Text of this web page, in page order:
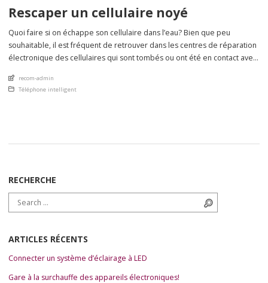
Rescaper un cellulaire noyé
Quoi faire si on échappe son cellulaire dans l’eau? Bien que peu
souhaitable, il est fréquent de retrouver dans les centres de réparation
électronique des cellulaires qui sont tombés ou ont été en contact avec
développer des appareils qui sont plus ou moins imperméables, il reste
que […]
An article by
recom-admin
Posted in
Téléphone intelligent
RECHERCHE
Search for:
ARTICLES RÉCENTS
Connecter un système d’éclairage à LED
Gare à la surchauffe des appareils électroniques!